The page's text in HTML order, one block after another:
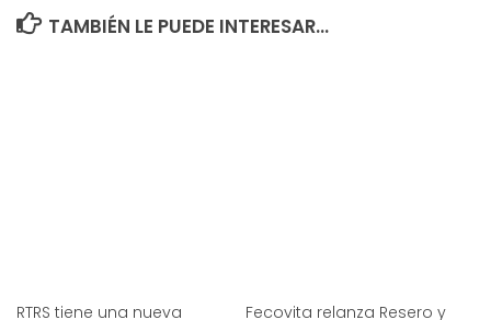
TAMBIÉN LE PUEDE INTERESAR...
RTRS tiene una nueva
Fecovita relanza Resero y